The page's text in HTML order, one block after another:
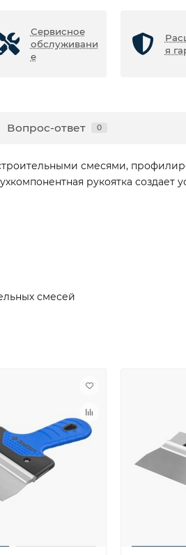
Сервисное
обслуживани
е
я
Вопрос-ответ 0
смесями,
рукоятка создает
смесей